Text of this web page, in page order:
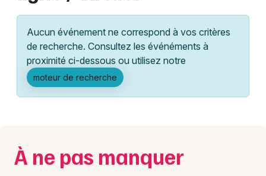
Grands événements
Activité & Expérience
Manifestations
Foires & salons
Concerts
Lille
Lyon
Marseille
Mulhouse
Nice
Aucun événement ne correspond à vos critères
de recherche. Consultez les événéments à
proximité ci-dessous ou utilisez notre
moteur de recherche
À ne pas manquer
Aujourd'hui
Demain Ce week-end Autre